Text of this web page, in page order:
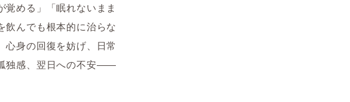
覚める」「眠れないまま
飲んでも根本的に治らな
身の回復を妨げ、日常
独感、翌日への不安――